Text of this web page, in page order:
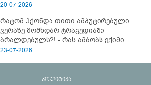
20-07-2026
რატომ ჰქონდა თითი ამპუტირებული
ვერაზე მომხდარ ტრაგედიაში
ბრალდებულს?! - რას ამბობს ექიმი
23-07-2026
პოლიტიკა